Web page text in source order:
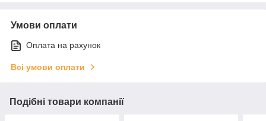
Умови оплати
Оплата на рахунок
Всі умови оплати
Подібні товари компанії